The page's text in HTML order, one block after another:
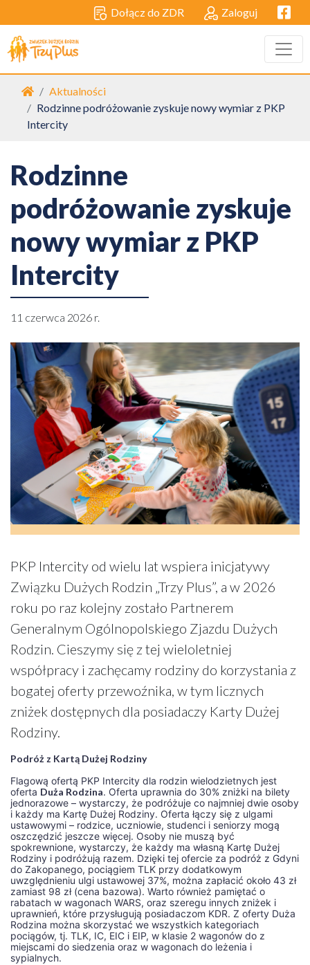
Dołącz do ZDR Zaloguj
Strona główna
Aktualności
Rodzinne podróżowanie zyskuje nowy wymiar z PKP
Intercity
Rodzinne
podróżowanie zyskuje
nowy wymiar z PKP
Intercity
11 czerwca 2026 r.
PKP Intercity od wielu lat wspiera inicjatywy
Związku Dużych Rodzin „Trzy Plus”, a w 2026
roku po raz kolejny zostało Partnerem
Generalnym Ogólnopolskiego Zjazdu Dużych
Rodzin. Cieszymy się z tej wieloletniej
współpracy i zachęcamy rodziny do korzystania z
bogatej oferty przewoźnika, w tym licznych
zniżek dostępnych dla posiadaczy Karty Dużej
Rodziny.
Podróż z Kartą Dużej Rodziny
Flagową ofertą PKP Intercity dla rodzin wielodzietnych jest
oferta Duża Rodzina. Oferta uprawnia do 30% zniżki na bilety
jednorazowe – wystarczy, że podróżuje co najmniej dwie osoby
i każdy ma Kartę Dużej Rodziny. Oferta łączy się z ulgami
ustawowymi – rodzice, uczniowie, studenci i seniorzy mogą
oszczędzić jeszcze więcej. Osoby nie muszą być
spokrewnione, wystarczy, że każdy ma własną Kartę Dużej
Rodziny i podróżują razem. Dzięki tej ofercie za podróż z Gdyni
do Zakopanego, pociągiem TLK przy dodatkowym
uwzględnieniu ulgi ustawowej 37%, można zapłacić około 43 zł
zamiast 98 zł (cena bazowa). Warto również pamiętać o
rabatach w wagonach WARS, oraz szeregu innych zniżek i
uprawnień, które przysługują posiadaczom KDR. Z oferty Duża
Rodzina można skorzystać we wszystkich kategoriach
pociągów, tj. TLK, IC, EIC i EIP, w klasie 2 wagonów do z
miejscami do siedzenia oraz w wagonach do leżenia i
sypialnych.